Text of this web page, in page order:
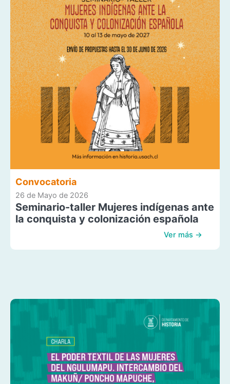
Convocatoria
26 de Mayo de 2026
Seminario-taller Mujeres indígenas ante
la conquista y colonización española
Ver más →